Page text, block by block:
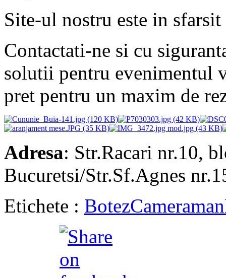
Site-ul nostru este in
Contactati-ne si cu
solutii pentru evenimentul
pret pentru un maxim de
Adresa: Str.Racari nr.10,
Bucuretsi/Str.Sf.Agnes
Etichete : BotezCameraman